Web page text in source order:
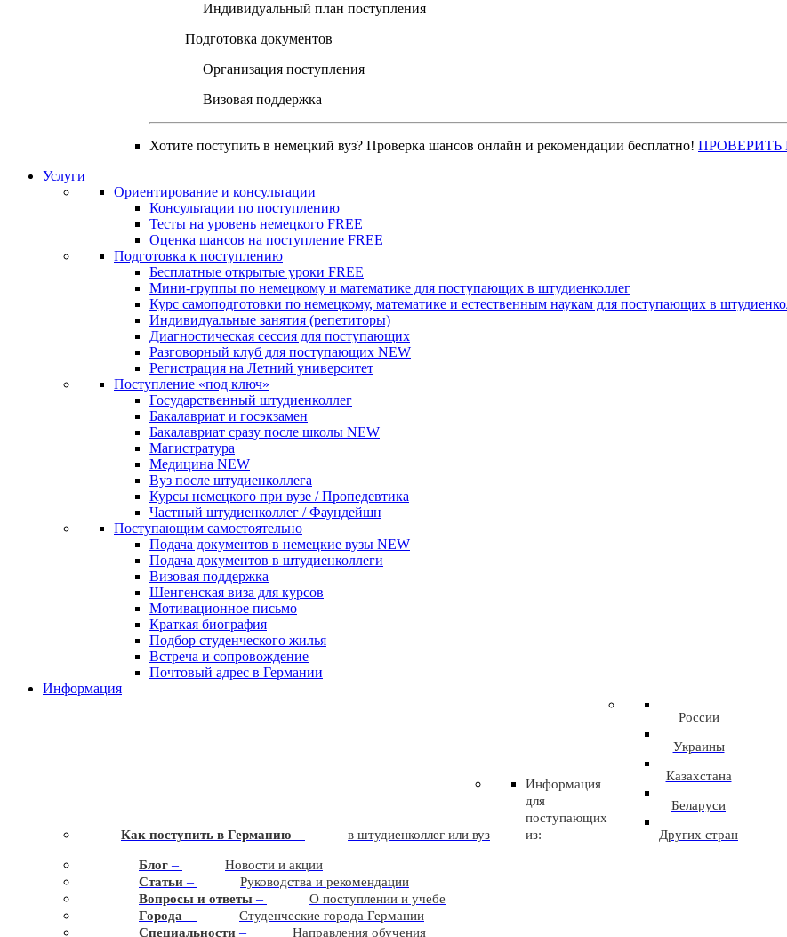
Индивидуальный план поступления
Подготовка документов
Организация поступления
Визовая поддержка
Хотите поступить в немецкий вуз? Проверка шансов онлайн и рекомендации бесплатно!
Услуги
Ориентирование и консультации
Консультации по поступлению
Тесты на уровень немецкого FREE
Оценка шансов на поступление FREE
Подготовка к поступлению
Бесплатные открытые уроки FREE
Мини-группы по немецкому и математике для поступающих в штудиенколлег
Курс самоподготовки по немецкому, математике и естественным наукам для поступающих в
Индивидуальные занятия (репетиторы)
Диагностическая сессия для поступающих
Разговорный клуб для поступающих NEW
Регистрация на Летний университет
Поступление «под ключ»
Государственный штудиенколлег
Бакалавриат и госэкзамен
Бакалавриат сразу после школы NEW
Магистратура
Медицина NEW
Вуз после штудиенколлега
Курсы немецкого при вузе / Пропедевтика
Частный штудиенколлег / Фаундейшн
Поступающим самостоятельно
Подача документов в немецкие вузы NEW
Подача документов в штудиенколлеги
Визовая поддержка
Шенгенская виза для курсов
Мотивационное письмо
Краткая биография
Подбор студенческого жилья
Встреча и сопровождение
Почтовый адрес в Германии
Информация
Как поступить в Германию – в штудиенколлег или вуз
Информация
для
поступающих
из:
России
Украины
Казахстана
Беларуси
Других стран
Блог –
Новости и акции
Статьи –
Руководства и рекомендации
Вопросы и ответы –
О поступлении и учебе
Города –
Студенческие города Германии
Cпециальности –
Направления обучения